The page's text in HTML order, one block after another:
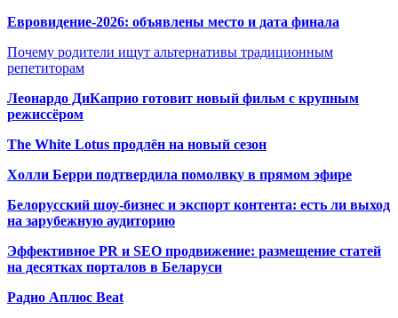
Евровидение-2026: объявлены место и дата финала
Почему родители ищут альтернативы традиционным
репетиторам
Леонардо ДиКаприо готовит новый фильм с крупным
режиссёром
The White Lotus продлён на новый сезон
Холли Берри подтвердила помолвку в прямом эфире
Белорусский шоу-бизнес и экспорт контента: есть ли выход
на зарубежную аудиторию
Эффективное PR и SEO продвижение: размещение статей
на десятках порталов в Беларуси
Радио Аплюс Beat